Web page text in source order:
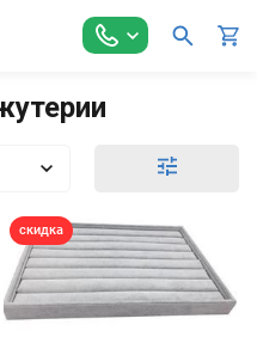
Аксессуары для торговли
скидка